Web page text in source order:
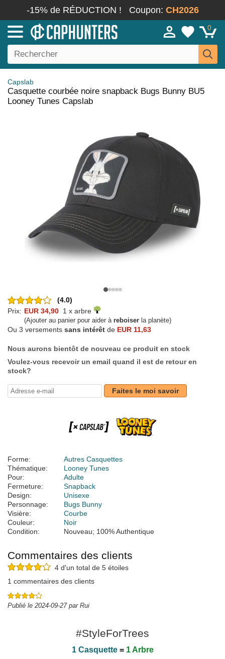
-15% de RÉDUCTION ! Coupon: CH2026
0
Capslab
Casquette courbée noire snapback Bugs Bunny BU5
Looney Tunes Capslab
(4.0)
Prix: EUR 34,90 1 x arbre
(Ajouter au panier pour aider à reboiser la planète)
Ou 3 versements sans intérêt de EUR 11,63
Nous aurons bientôt de nouveau ce produit en stock
Voulez-vous recevoir un email quand il est de retour en
stock?
Faites le moi savoir
Forme:
Autres Casquettes
Thématique:
Looney Tunes
Pour:
Adulte
Fermeture:
Snapback
Design:
Unisexe
Personnage:
Bugs Bunny
Visière:
Courbe
Couleur:
Noir
Condition:
Nouveau; 100% Authentique
Commentaires des clients
4 d'un total de 5 étoiles
1 commentaires des clients
Publié le 2024-09-27 par Rui
#StyleForTrees
1 Casquette= 1 Arbre